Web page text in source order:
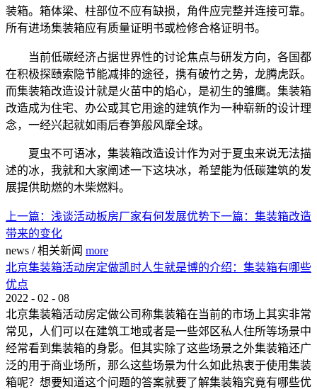
装箱。箱体梁、柱部位不应有缺损，角件应完整并连接可靠。
所有进场集装箱应有质量证明书或检修合格证明书。
当前低碳经济占据世界性的讨论焦点与研发方向，各国都
在积极探赜索隐节能减排的途径，携有破竹之势，龙腾虎跃。
而集装箱改造设计就是火苗中的焰心，是初生的雏鹰。集装箱
改造成为住宅、办公或其它用途的建筑作为一种崭新的设计理
念，一经兴起就如雨后春笋般风靡全球。
夏虫不可语冰，集装箱改造设计作为对于夏虫来说无法描
述的冰，我就和大家阐述一下这块冰，希望能为低碳建筑的发
展提供助燃的木柴燃料。
上一篇： 浅谈活动板房厂家有何发展优势下一篇： 集装箱改造
带来的变化
news / 相关新闻 more
北京集装箱活动房定做凯时人生就是博的介绍：集装箱有哪些
优点
2022 - 02 - 08
北京集装箱活动房定做公司称集装箱在当前的市场上其实非常
常见，人们可以在建筑工地或者是一些郊区私人住所等场景中
经常看到集装箱的身影。但其实除了这些场景之外集装箱还广
泛的用于商业场所，那么这些场景为什么如此热衷于使用集装
箱呢？想要知道这个问题的答案就要了解集装箱究竟有哪些优